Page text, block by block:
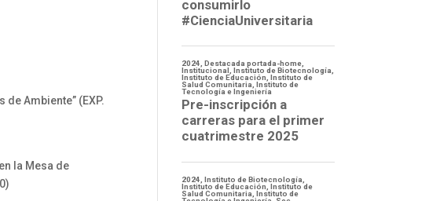
Ambiente” (EXP.
la Mesa de